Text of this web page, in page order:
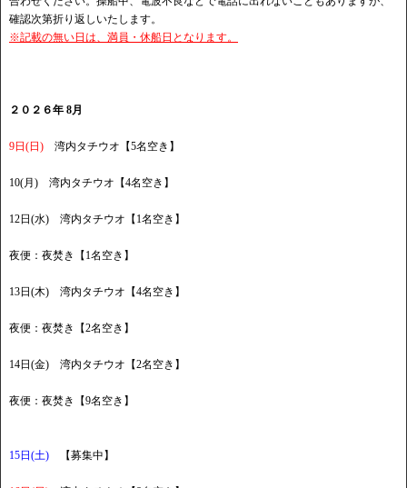
確認次第折り返しいたします。
※記載の無い日は、満員・休船日となります。
２０２６年 8月
9日(日) 湾内タチウオ【5名空き】
10(月) 湾内タチウオ【4名空き】
12日(水) 湾内タチウオ【1名空き】
夜便：夜焚き【1名空き】
13日(木) 湾内タチウオ【4名空き】
夜便：夜焚き【2名空き】
14日(金) 湾内タチウオ【2名空き】
夜便：夜焚き【9名空き】
15日(土) 【募集中】